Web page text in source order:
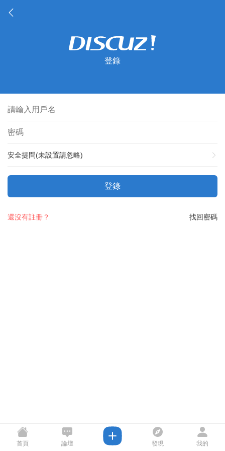
登錄
安全提問(未設置請忽略)
登錄
找回密碼
還沒有註冊？
首頁 論壇 發現 我的